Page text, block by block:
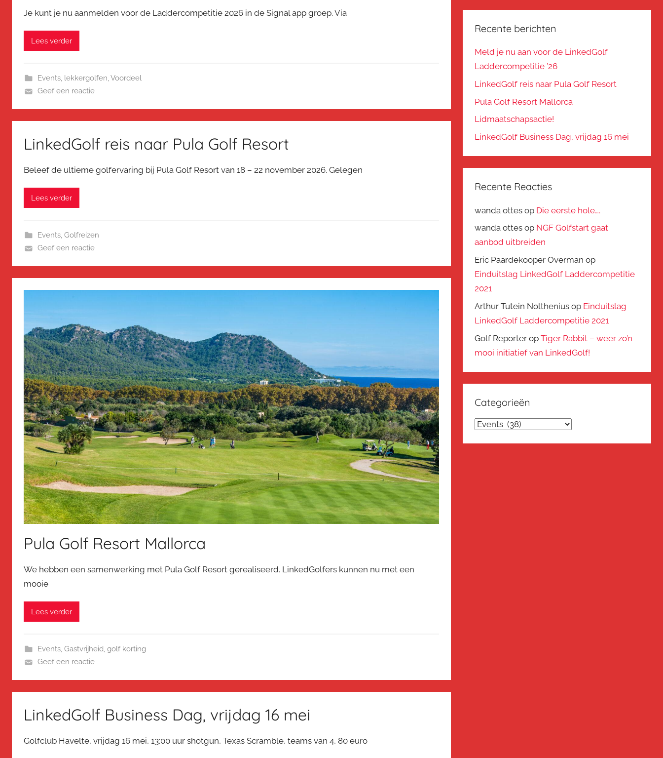
Je kunt je nu aanmelden voor de Laddercompetitie 2026 in de Signal app groep. Via
Lees verder
Events, lekkergolfen,Voordeel
Geef een reactie
LinkedGolf reis naar Pula Golf Resort
Beleef de ultieme golfervaring bij Pula Golf Resort van 18 – 22 november 2026. Gelegen
Lees verder
Events, Golfreizen
Geef een reactie
Pula Golf Resort Mallorca
We hebben een samenwerking met Pula Golf Resort gerealiseerd. LinkedGolfers kunnen nu met een
mooie
Lees verder
Events, Gastvrijheid, golf korting
Geef een reactie
LinkedGolf Business Dag, vrijdag 16 mei
Golfclub Havelte, vrijdag 16 mei, 13:00 uur shotgun, Texas Scramble, teams van 4, 80 euro
Recente berichten
Meld je nu aan voor de LinkedGolf
Laddercompetitie ’26
LinkedGolf reis naar Pula Golf Resort
Pula Golf Resort Mallorca
Lidmaatschapsactie!
LinkedGolf Business Dag, vrijdag 16 mei
Recente Reacties
wanda ottes op Die eerste hole….
wanda ottes op NGF Golfstart gaat
aanbod uitbreiden
Eric Paardekooper Overman op
Einduitslag LinkedGolf Laddercompetitie
2021
Arthur Tutein Nolthenius op Einduitslag
LinkedGolf Laddercompetitie 2021
Golf Reporter opTiger Rabbit – weer zo’n
mooi initiatief van LinkedGolf!
Categorieën
Categorieën